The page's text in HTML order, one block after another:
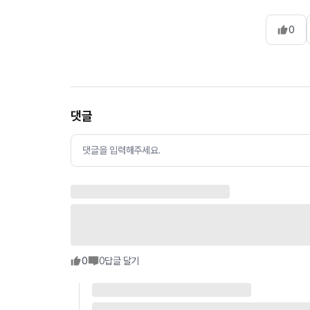
0
댓글
댓글을 입력해주세요.
0 0답글 달기